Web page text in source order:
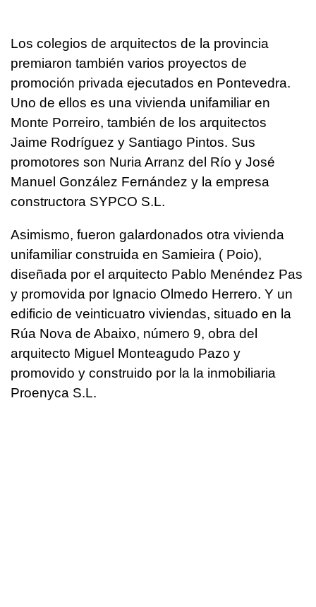
Los colegios de arquitectos de la provincia
premiaron también varios proyectos de
promoción privada ejecutados en Pontevedra.
Uno de ellos es una vivienda unifamiliar en
Monte Porreiro, también de los arquitectos
Jaime Rodríguez y Santiago Pintos. Sus
promotores son Nuria Arranz del Río y José
Manuel González Fernández y la empresa
constructora SYPCO S.L.
Asimismo, fueron galardonados otra vivienda
unifamiliar construida en Samieira ( Poio),
diseñada por el arquitecto Pablo Menéndez Pas
y promovida por Ignacio Olmedo Herrero. Y un
edificio de veinticuatro viviendas, situado en la
Rúa Nova de Abaixo, número 9, obra del
arquitecto Miguel Monteagudo Pazo y
promovido y construido por la la inmobiliaria
Proenyca S.L.